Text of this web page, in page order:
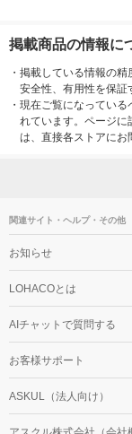
掲載商品の情報に
・ 掲載している情報の精
安全性、有用性を保証
・ 現在ご覧になっている
れています。ページに
は、直接各ストアにお
関連サイト・ヘルプ・その他
お知らせ
LOHACOとは
AIチャットで質問する
お客様サポート
ASKUL（法人向け）